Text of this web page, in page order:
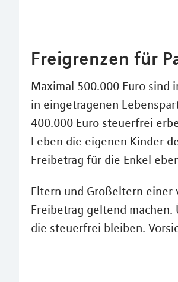
Freigrenzen für
Maximal 500.000 Euro sind
in eingetragenen
400.000 Euro steuerfrei
Leben die eigenen Kinder
Freibetrag für die Enkel
Eltern und Großeltern einer
Freibetrag geltend machen.
die steuerfrei bleiben.